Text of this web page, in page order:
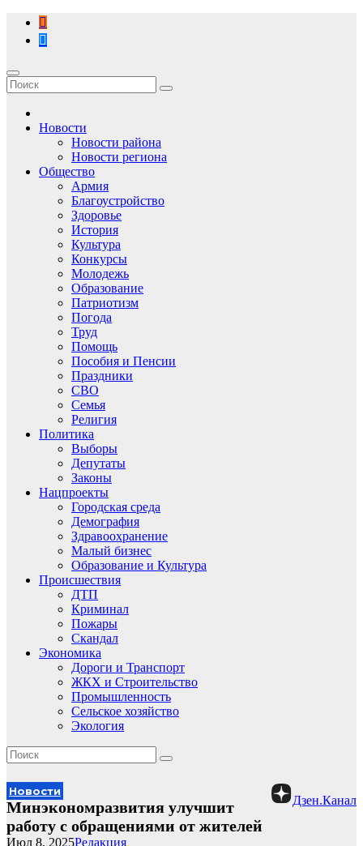
Перейти
содержимому
Новости
Новости района
Новости региона
Общество
Армия
Благоустройство
Здоровье
История
Культура
Конкурсы
Молодежь
Образование
Патриотизм
Погода
Труд
Помощь
Пособия и Пенсии
Праздники
СВО
Семья
Религия
Политика
Выборы
Депутаты
Законы
Нацпроекты
Городская среда
Демография
Здравоохранение
Малый бизнес
Образование и Культура
Происшествия
ДТП
Криминал
Пожары
Скандал
Экономика
Дороги и Транспорт
ЖКХ и Строительство
Промышленность
Сельское хозяйство
Экология
Новости
Дзен.Канал
Минэкономразвития улучшит
работу с обращениями от жителей
Редакция
Июл 8, 2025